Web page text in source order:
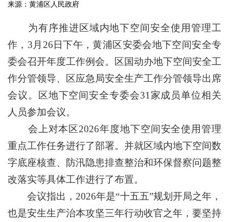
来源：黄浦区人民政府
为有序推进区域内地下空间安全使用管理工
作，3月26日下午，黄浦区安委会地下空间安全专
委会召开年度工作例会。区国动办地下空间安全工
作分管领导、区应急局安全生产工作分管领导出席
会议。区地下空间安全专委会31家成员单位相关
人员参加会议。
会上对本区2026年度地下空间安全使用管理
重点工作任务进行了部署。并就区域内地下空间数
字底座核查、防汛隐患排查整治和环保督察问题整
改落实等具体工作进行了布置。
会议指出，2026年是“十五五”规划开局之年，
也是安生生产治本攻坚三年行动收官之年，要坚持